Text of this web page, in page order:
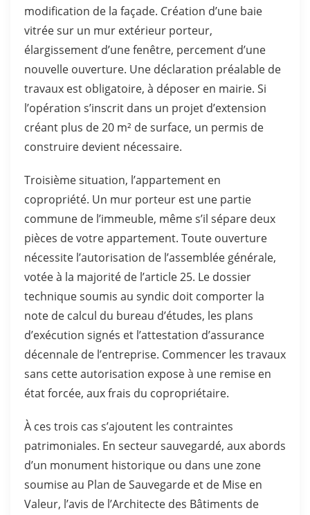
modification de la façade. Création d’une baie
vitrée sur un mur extérieur porteur,
élargissement d’une fenêtre, percement d’une
nouvelle ouverture. Une déclaration préalable de
travaux est obligatoire, à déposer en mairie. Si
l’opération s’inscrit dans un projet d’extension
créant plus de 20 m² de surface, un permis de
construire devient nécessaire.
Troisième situation, l’appartement en
copropriété. Un mur porteur est une partie
commune de l’immeuble, même s’il sépare deux
pièces de votre appartement. Toute ouverture
nécessite l’autorisation de l’assemblée générale,
votée à la majorité de l’article 25. Le dossier
technique soumis au syndic doit comporter la
note de calcul du bureau d’études, les plans
d’exécution signés et l’attestation d’assurance
décennale de l’entreprise. Commencer les travaux
sans cette autorisation expose à une remise en
état forcée, aux frais du copropriétaire.
À ces trois cas s’ajoutent les contraintes
patrimoniales. En secteur sauvegardé, aux abords
d’un monument historique ou dans une zone
soumise au Plan de Sauvegarde et de Mise en
Valeur, l’avis de l’Architecte des Bâtiments de